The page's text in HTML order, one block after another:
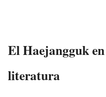
El Haejangguk
literatura